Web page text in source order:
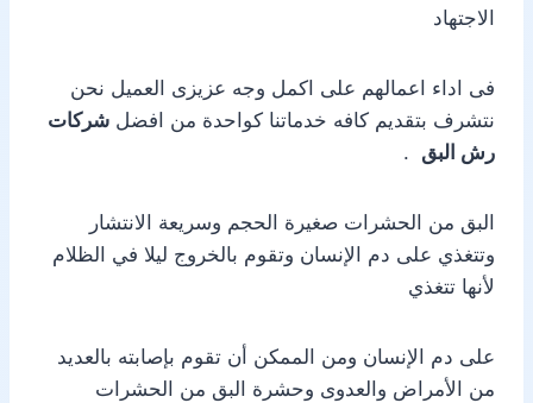
الاجتهاد
فى اداء اعمالهم على اكمل وجه عزيزى العميل نحن
نتشرف بتقديم كافه خدماتنا كواحدة من افضل شركات
رش البق .
البق من الحشرات صغيرة الحجم وسريعة الانتشار
وتتغذي على دم الإنسان وتقوم بالخروج ليلا في الظلام
لأنها تتغذي
على دم الإنسان ومن الممكن أن تقوم بإصابته بالعديد
من الأمراض والعدوى وحشرة البق من الحشرات